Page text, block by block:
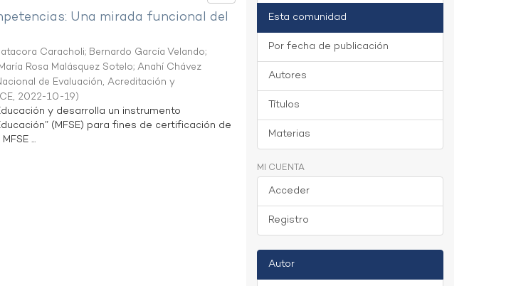
Una mirada funcional del
Caracholi; Bernardo García Velando;
Rosa Malásquez Sotelo;Anahí Chávez
de Evaluación, Acreditación y
, 2022-10-19)
y desarrolla un instrumento
(MFSE) para fines de certificación de
...
Esta comunidad
Por fecha de publicación
Autores
Títulos
Materias
MI CUENTA
Acceder
Registro
Autor